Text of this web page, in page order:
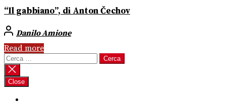
“Il gabbiano”, di Anton Čechov
Danilo Amione
Read more
Ricerca
per:
Close